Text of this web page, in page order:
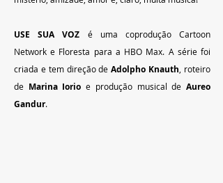
USE SUA VOZ é uma coprodução Cartoon
Network e Floresta para a HBO Max. A série foi
criada e tem direção de Adolpho Knauth , roteiro
de Marina Iorio e produção musical de Aureo
Gandur.